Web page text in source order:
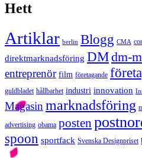
Hett
Artiklar berlin Blogg CMA
direktmarknadsföring DMdm-
entreprenör film företagande
guldbladet hållbarhet industri innovation
Magasinmarknadsföring
advertising obama posten
spoon sportfack Svenska Designpriset